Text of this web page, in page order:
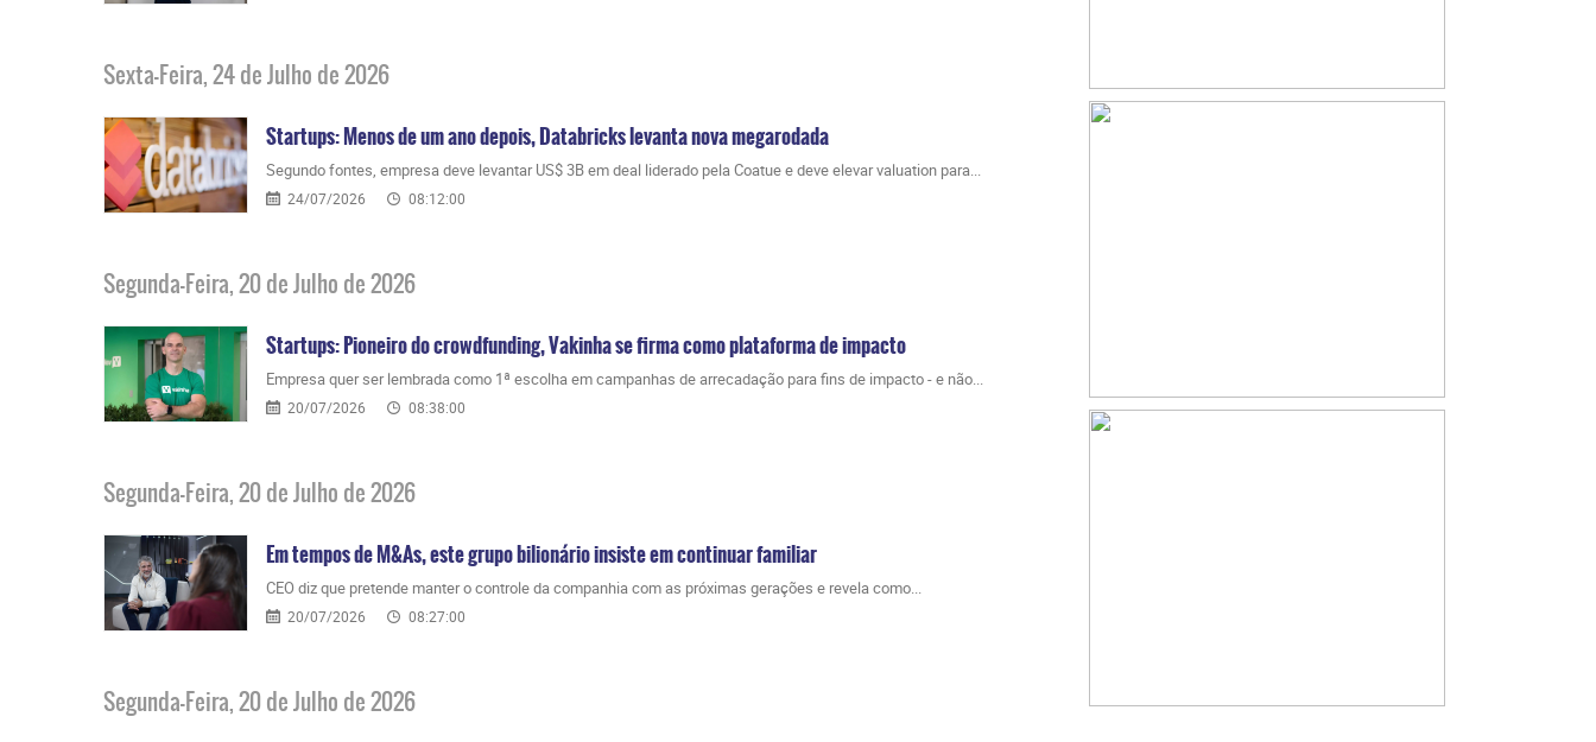
Sexta-Feira, 24 de Julho de 2026
Startups: Menos de um ano depois, Databricks levanta nova megarodada
Segundo fontes, empresa deve levantar US$ 3B em deal liderado pela Coatue e deve elevar valuation para...
24/07/2026 08:12:00
Segunda-Feira, 20 de Julho de 2026
Startups: Pioneiro do crowdfunding, Vakinha se firma como plataforma de impacto
Empresa quer ser lembrada como 1ª escolha em campanhas de arrecadação para fins de impacto - e não...
20/07/2026 08:38:00
Segunda-Feira, 20 de Julho de 2026
Em tempos de M&As, este grupo bilionário insiste em continuar familiar
CEO diz que pretende manter o controle da companhia com as próximas gerações e revela como...
20/07/2026 08:27:00
Segunda-Feira, 20 de Julho de 2026